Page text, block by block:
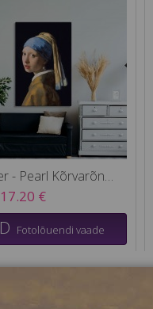
Vermeer - Pearl Kõrvarõnga Tüdruk
17.20 €
Fotolõuendi vaade